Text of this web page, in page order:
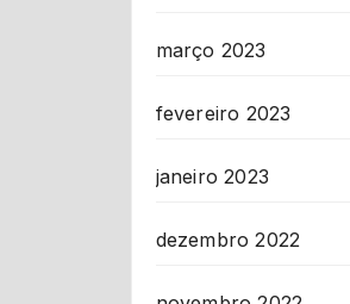
março 2023
fevereiro 2023
janeiro 2023
dezembro 2022